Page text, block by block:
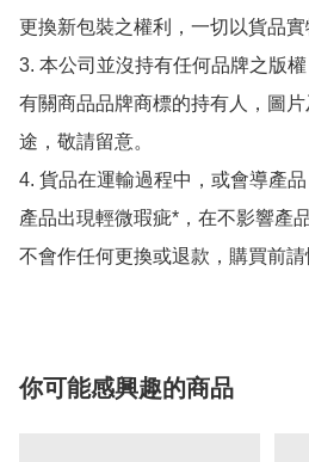
更換新包裝之權利，一切以貨品實
3. 本公司並沒持有任何品牌之版
有關商品品牌商標的持有人，圖
途，敬請留意。
4. 貨品在運輸過程中，或會導產
產品出現輕微瑕疵*，在不影響產
不會作任何更換或退款，購買前請
你可能感興趣的商品